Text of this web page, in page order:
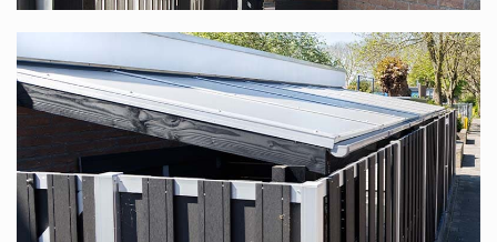
Maßen an. Die Standardbreite reicht von 1,06 m bis
12,06 m (dank unseres modularen Systems ist die Breite
stufenlos), die Tiefe ist in 6 Größen verfügbar, 2,5 m, 3 m,
3,5 m, 4 m, 4,5 m und 5 m. In jedem Fall haben Sie die
Wahl zwischen transparenten oder opalweißen Platten.
Bedenken Sie, dass Sie, wenn Sie mit mehreren Personen
an einem Tisch sitzen möchten, eine Tiefe von mindestens
3,5 m wählen sollten.